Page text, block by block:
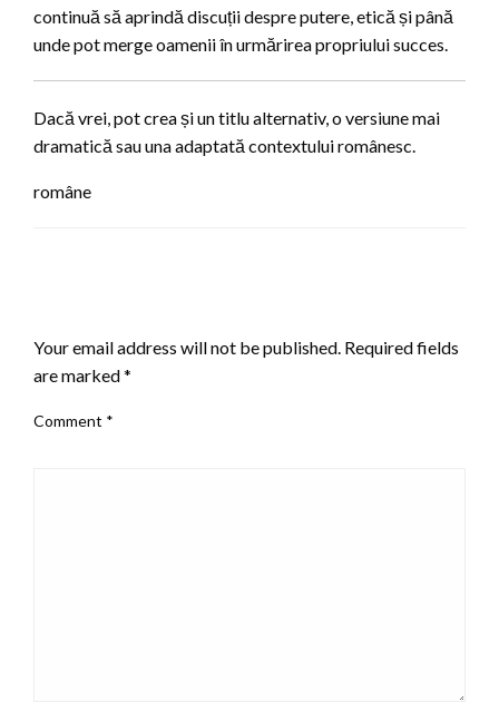
continuă să aprindă discuții despre putere, etică și până
unde pot merge oamenii în urmărirea propriului succes.
Dacă vrei, pot crea și un titlu alternativ, o versiune mai
dramatică sau una adaptată contextului românesc.
române
Your email address will not be published. Required fields
are marked*
Comment *